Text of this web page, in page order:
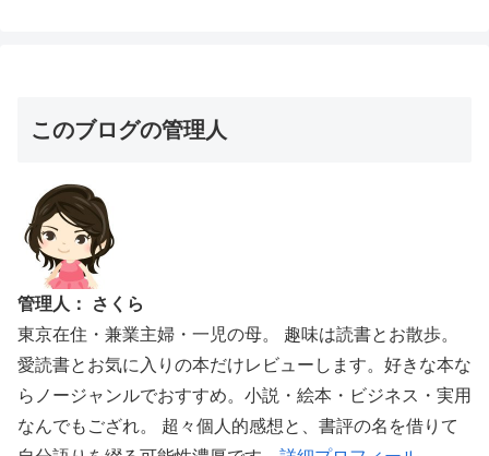
このブログの管理人
管理人： さくら
東京在住・兼業主婦・一児の母。 趣味は読書とお散歩。
愛読書とお気に入りの本だけレビューします。好きな本な
らノージャンルでおすすめ。小説・絵本・ビジネス・実用
なんでもござれ。 超々個人的感想と、書評の名を借りて